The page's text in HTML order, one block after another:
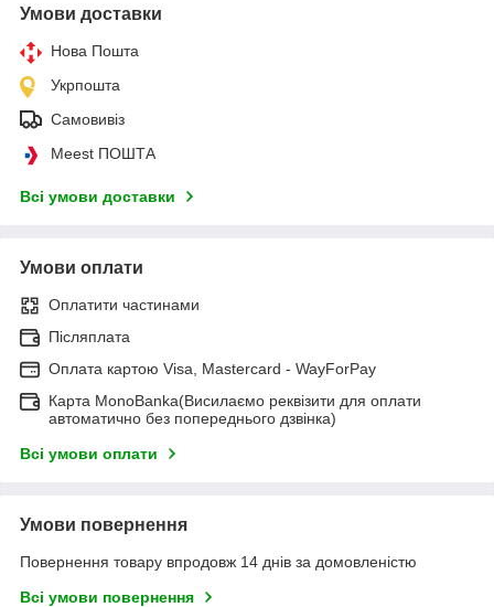
Умови доставки
Нова Пошта
Укрпошта
Самовивіз
Meest ПОШТА
Всі умови доставки
Умови оплати
Оплатити частинами
Післяплата
Оплата картою Visa, Mastercard - WayForPay
Карта MonoBanka(Висилаємо реквізити для оплати
автоматично без попереднього дзвінка)
Всі умови оплати
Умови повернення
Повернення товару впродовж 14 днів за домовленістю
Всі умови повернення